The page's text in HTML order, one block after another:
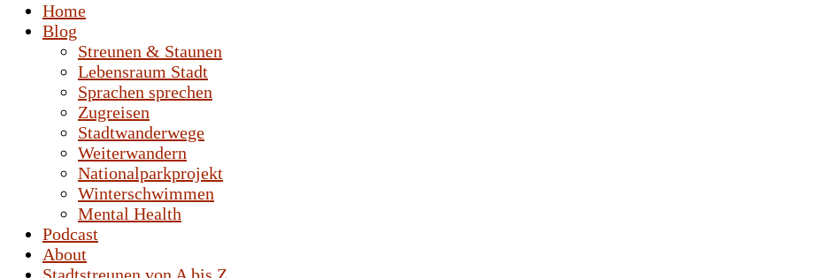
Home
Blog
Streunen & Staunen
Lebensraum Stadt
Sprachen sprechen
Zugreisen
Stadtwanderwege
Weiterwandern
Nationalparkprojekt
Winterschwimmen
Mental Health
Podcast
About